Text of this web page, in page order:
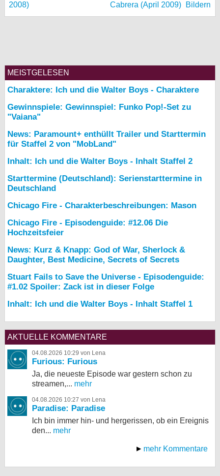
Bildern
MEISTGELESEN
Charaktere: Ich und die Walter Boys - Charaktere
Gewinnspiele: Gewinnspiel: Funko Pop!-Set zu
"Vaiana"
News: Paramount+ enthüllt Trailer und Starttermin
für Staffel 2 von "MobLand"
Inhalt: Ich und die Walter Boys - Inhalt Staffel 2
Starttermine (Deutschland): Serienstarttermine in
Deutschland
Chicago Fire - Charakterbeschreibungen: Mason
Chicago Fire - Episodenguide: #12.06 Die
Hochzeitsfeier
News: Kurz & Knapp: God of War, Sherlock &
Daughter, Best Medicine, Secrets of Secrets
Stuart Fails to Save the Universe - Episodenguide:
#1.02 Spoiler: Zack ist in dieser Folge
Inhalt: Ich und die Walter Boys - Inhalt Staffel 1
AKTUELLE KOMMENTARE
04.08.2026 10:29 von Lena
Furious: Furious
Ja, die neueste Episode war gestern schon zu
streamen,... mehr
04.08.2026 10:27 von Lena
Paradise: Paradise
Ich bin immer hin- und hergerissen, ob ein Ereignis
den... mehr
mehr Kommentare